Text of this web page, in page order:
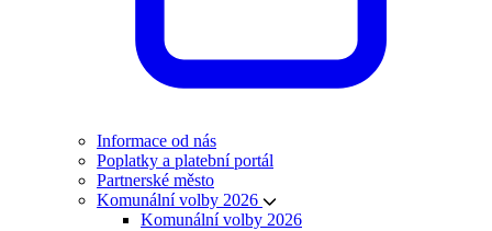
Informace od nás
Poplatky a platební portál
Partnerské město
Komunální volby 2026
Komunální volby 2026